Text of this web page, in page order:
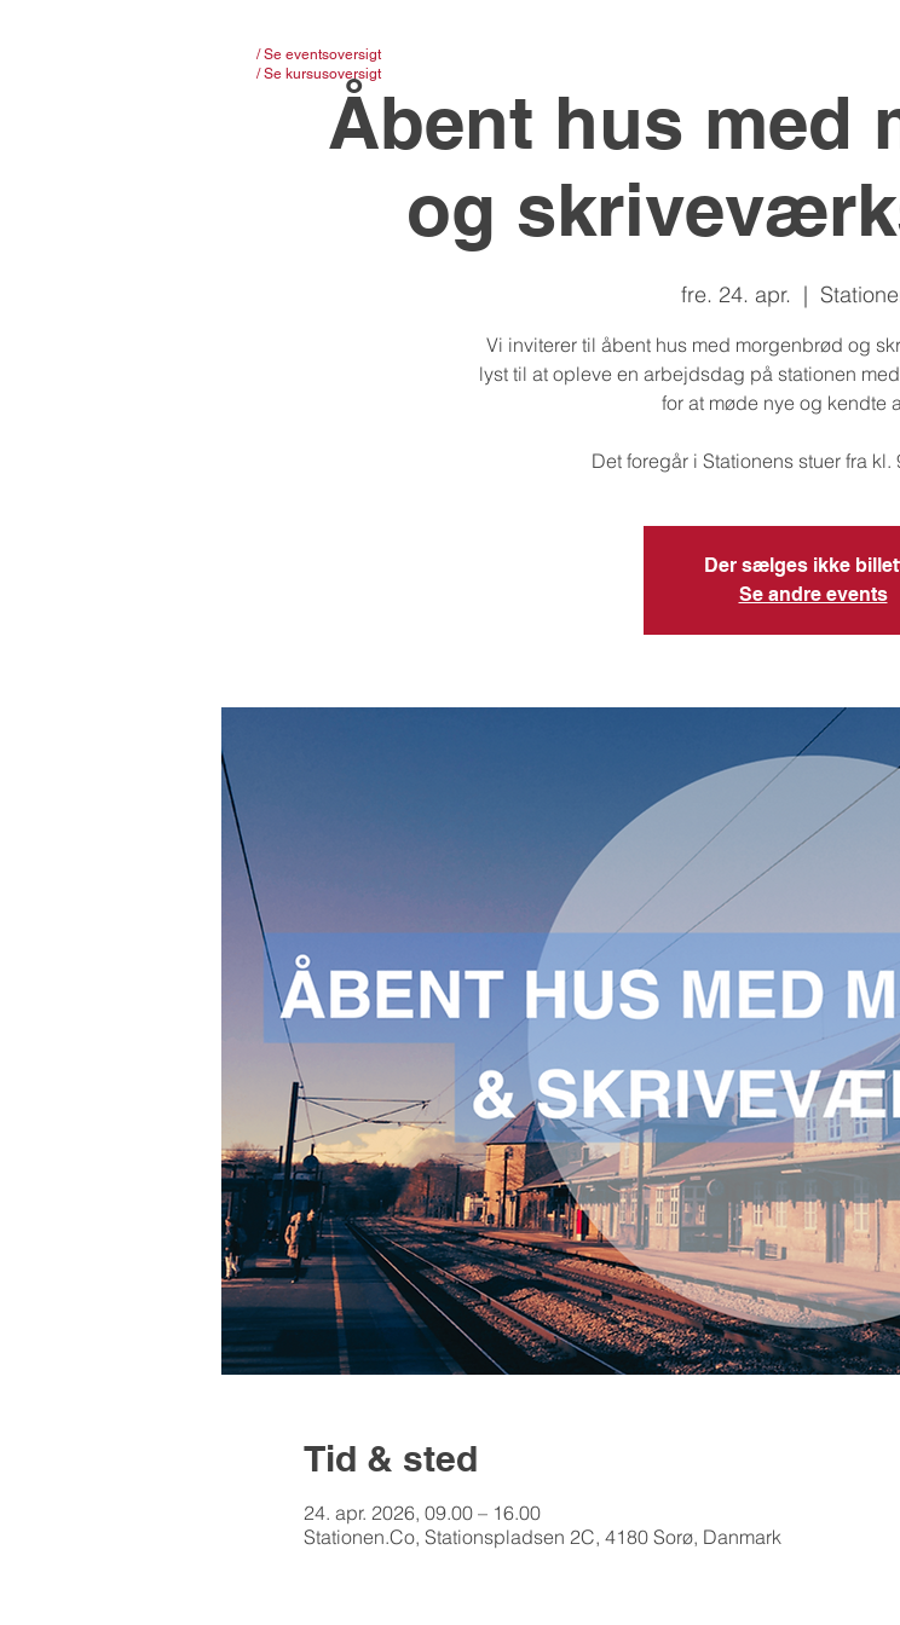
Åbent hus med
og
fre. 24. apr.
  |
Vi inviterer til åbent hus med morgenbrød og
lyst til at opleve en arbejdsdag på stationen
for at møde nye og kendte
Det foregår i Stationens stuer fra kl.
Der sælges ikke
Se andre events
Tid & sted
24. apr. 2026, 09.00 – 16.00
Stationen.Co, Stationspladsen 2C, 4180 Sorø, Danmark
/ Se eventsoversigt
/ Se kursusoversigt